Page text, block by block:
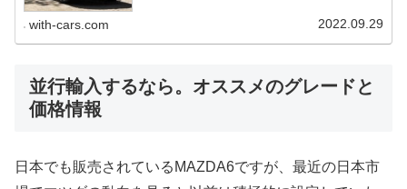
with-cars.com 2022.09.29
並行輸入するなら。オススメのグレードと
価格情報
日本でも販売されているMAZDA6ですが、最近の日本市